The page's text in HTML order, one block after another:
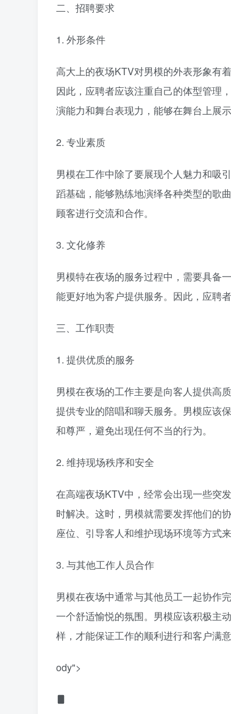
二、招聘要求
1. 外形条件
高大上的夜场KTV对男模的外表形象有
因此，应聘者应该注重自己的体型管理
演能力和舞台表现力，能够在舞台上展
2. 专业素质
男模在工作中除了要展现个人魅力和吸
蹈基础，能够熟练地演绎各种类型的歌
顾客进行交流和合作。
3. 文化修养
男模特在夜场的服务过程中，需要具备
能更好地为客户提供服务。因此，应聘
三、工作职责
1. 提供优质的服务
男模在夜场的工作主要是向客人提供高
提供专业的陪唱和聊天服务。男模应该
和尊严，避免出现任何不当的行为。
2. 维持现场秩序和安全
在高端夜场KTV中，经常会出现一些突
时解决。这时，男模就需要发挥他们的
座位、引导客人和维护现场环境等方式
3. 与其他工作人员合作
男模在夜场中通常与其他员工一起协作
一个舒适愉悦的氛围。男模应该积极主
样，才能保证工作的顺利进行和客户满意
ody">